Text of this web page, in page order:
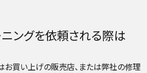
ングを依頼される際は
お買い上げの販売店、または弊社の修理